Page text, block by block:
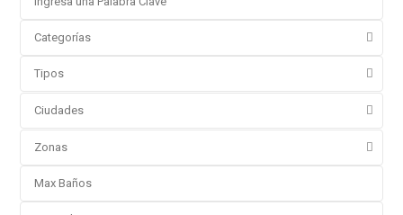
Categorías
Tipos
Ciudades
Zonas